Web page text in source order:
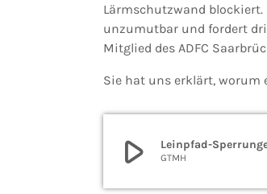
Lärmschutzwand blockiert.
unzumutbar und fordert
Mitglied des ADFC
Sie hat uns erklärt, worum
play_arrow Leinpfad-
GTMH